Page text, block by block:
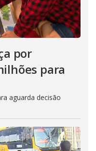
por
para
aguarda decisão